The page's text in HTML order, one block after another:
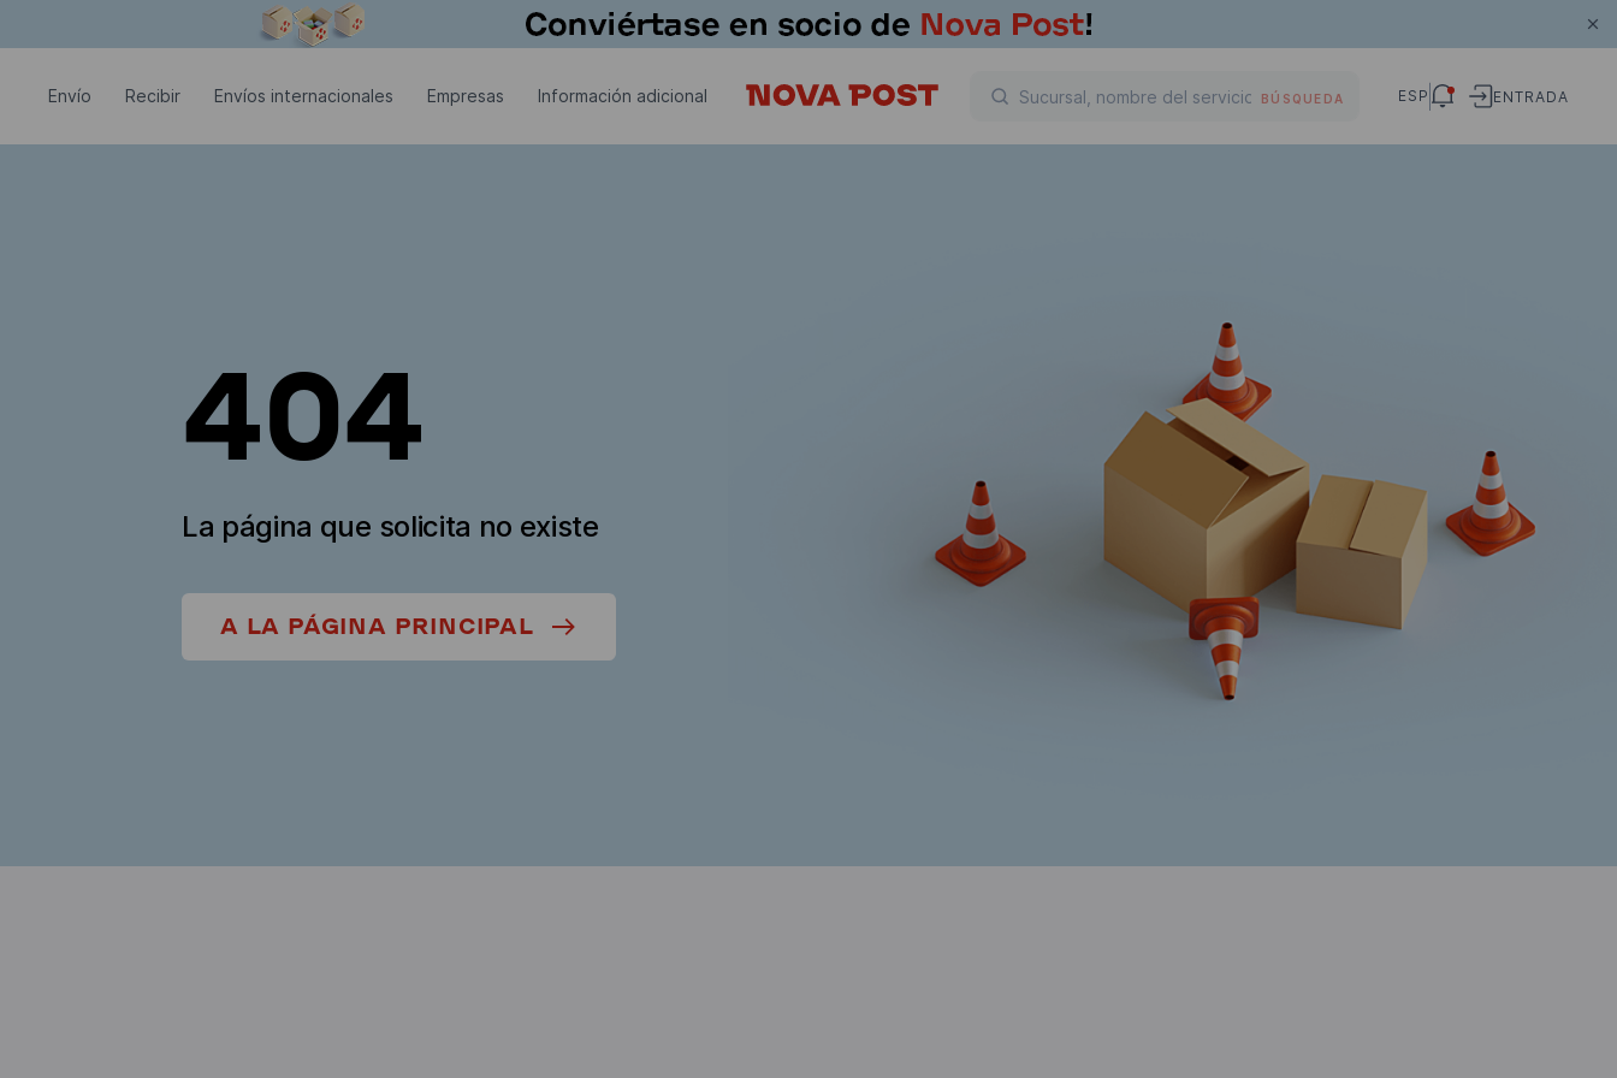
Envío Recibir Envíos internacionales Empresas Información adicional BÚSQUEDA ESP ENTRADA
404
La página que solicita no existe
A LA PÁGINA PRINCIPAL
La ventana modal está abierta